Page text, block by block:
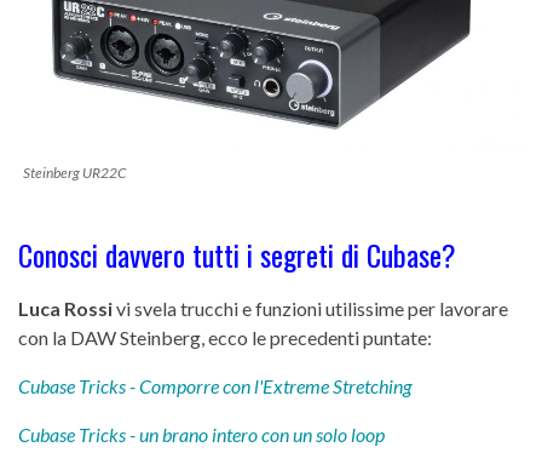
Steinberg UR22C
Conosci davvero tutti i segreti di Cubase?
Luca Rossivi svela trucchi e funzioni utilissime per lavorare
con la DAW Steinberg, ecco le precedenti puntate:
Cubase Tricks - Comporre con l'Extreme Stretching
Cubase Tricks - un brano intero con un solo loop